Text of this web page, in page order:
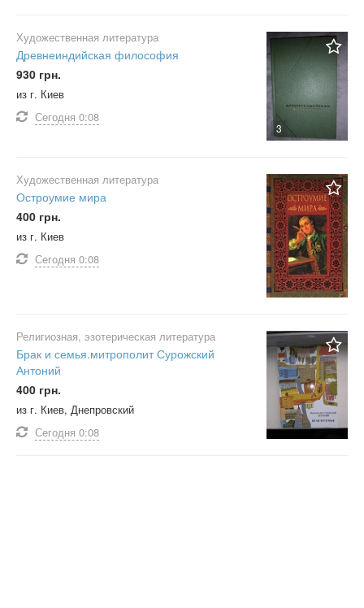
3
Художественная литература
Древнеиндийская философия
930 грн.
из г. Киев
Сегодня 0:08
Художественная литература
Остроумие мира
400 грн.
из г. Киев
Сегодня 0:08
Религиозная, эзотерическая литература
Брак и семья.митрополит Сурожский
Антоний
400 грн.
из г. Киев, Днепровский
Сегодня 0:08